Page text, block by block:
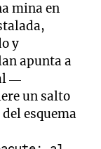
mina en
y
apunta a
—
un salto
esquema